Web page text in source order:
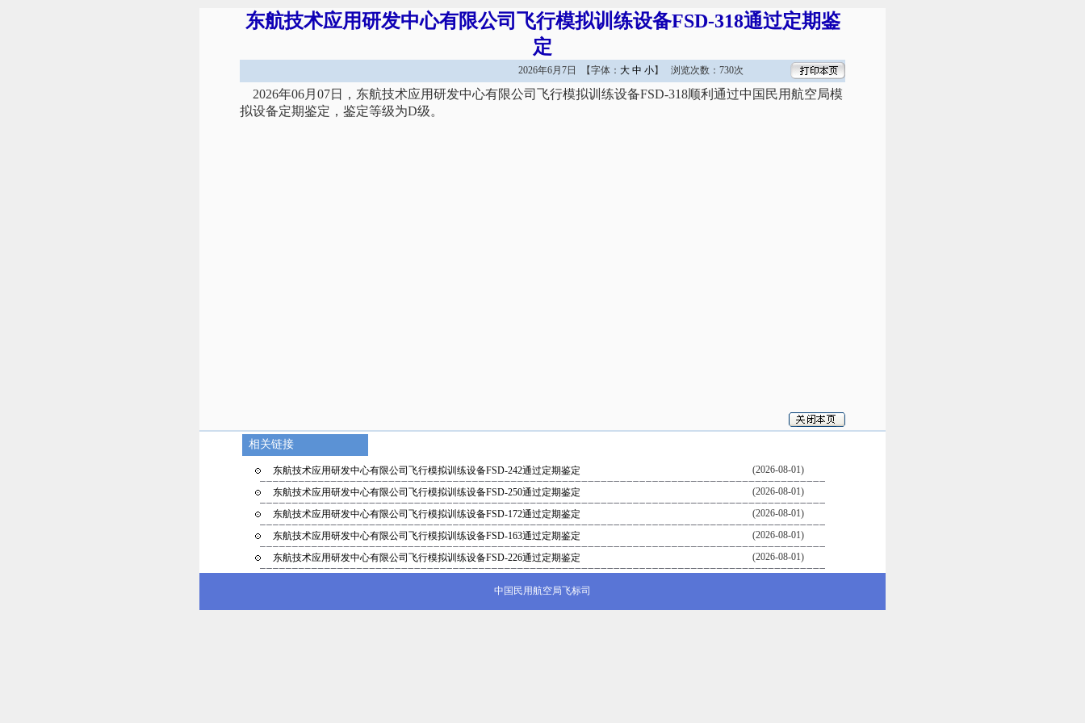
东航技术应用研发中心有限公司飞行模拟训练设备FSD-318通过定期鉴
定
2026年6月7日 【字体： 大 中 小】 浏览次数：730次
2026年06月07日，东航技术应用研发中心有限公司飞行模拟训练设备FSD-318顺利通过中国民用航空局模
拟设备定期鉴定，鉴定等级为D级。
相关链接
东航技术应用研发中心有限公司飞行模拟训练设备FSD-242通过定期鉴定
(2026-08-01)
东航技术应用研发中心有限公司飞行模拟训练设备FSD-250通过定期鉴定
(2026-08-01)
东航技术应用研发中心有限公司飞行模拟训练设备FSD-172通过定期鉴定
(2026-08-01)
东航技术应用研发中心有限公司飞行模拟训练设备FSD-163通过定期鉴定
(2026-08-01)
东航技术应用研发中心有限公司飞行模拟训练设备FSD-226通过定期鉴定
(2026-08-01)
中国民用航空局飞标司